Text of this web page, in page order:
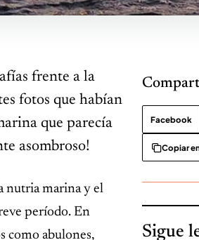
frente a la
fotos que habían
que parecía
asombroso!
nutria marina y el
período. En
como abulones,
Facebook
Copiar
Sigue